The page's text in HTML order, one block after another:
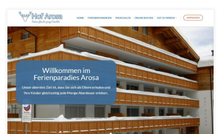
Ferienwohnung Graubünden mieten in gutem Skigebiet? Ja,
Arosa-Lenzerheide GR ist eines der besten Skigebiete der
Schweiz. Hof Arosa mit sehr […]